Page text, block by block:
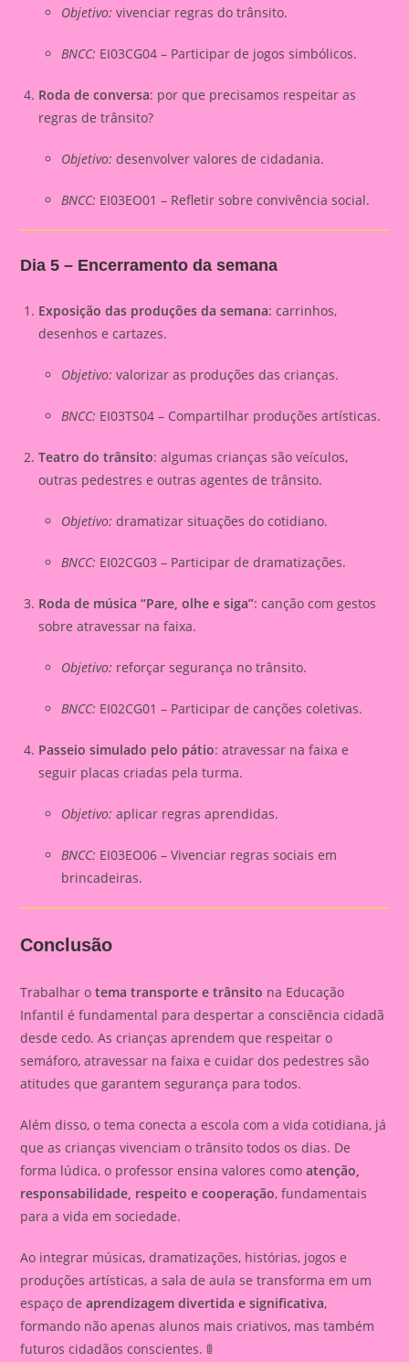
Objetivo: vivenciar regras do trânsito.
BNCC: EI03CG04 – Participar de jogos simbólicos.
Roda de conversa: por que precisamos respeitar as
regras de trânsito?
Objetivo: desenvolver valores de cidadania.
BNCC: EI03EO01 – Refletir sobre convivência social.
Dia 5 – Encerramento da semana
Exposição das produções da semana: carrinhos,
desenhos e cartazes.
Objetivo: valorizar as produções das crianças.
BNCC: EI03TS04 – Compartilhar produções artísticas.
Teatro do trânsito: algumas crianças são veículos,
outras pedestres e outras agentes de trânsito.
Objetivo: dramatizar situações do cotidiano.
BNCC: EI02CG03 – Participar de dramatizações.
Roda de música “Pare, olhe e siga”: canção com gestos
sobre atravessar na faixa.
Objetivo: reforçar segurança no trânsito.
BNCC: EI02CG01 – Participar de canções coletivas.
Passeio simulado pelo pátio: atravessar na faixa e
seguir placas criadas pela turma.
Objetivo: aplicar regras aprendidas.
BNCC: EI03EO06 – Vivenciar regras sociais em
brincadeiras.
Conclusão
Trabalhar otema transporte e trânsito na Educação
Infantil é fundamental para despertar a consciência cidadã
desde cedo. As crianças aprendem que respeitar o
semáforo, atravessar na faixa e cuidar dos pedestres são
atitudes que garantem segurança para todos.
Além disso, o tema conecta a escola com a vida cotidiana, já
que as crianças vivenciam o trânsito todos os dias. De
forma lúdica, o professor ensina valores comoatenção,
responsabilidade, respeito e cooperação, fundamentais
para a vida em sociedade.
Ao integrar músicas, dramatizações, histórias, jogos e
produções artísticas, a sala de aula se transforma em um
espaço deaprendizagem divertida e significativa,
formando não apenas alunos mais criativos, mas também
futuros cidadãos conscientes. 🚦